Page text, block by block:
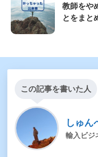
教師をや
とをまと
この記事を書いた人
しゅん
輸入ビジ